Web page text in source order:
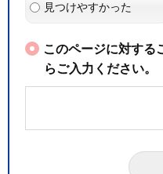
見つけやすかった
このページに対する
らご入力ください。